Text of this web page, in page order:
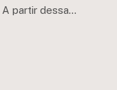
partir dessa…